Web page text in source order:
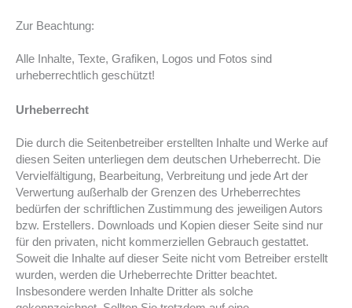
Zur Beachtung:
Alle Inhalte, Texte, Grafiken, Logos und Fotos sind
urheberrechtlich geschützt!
Urheberrecht
Die durch die Seitenbetreiber erstellten Inhalte und Werke auf
diesen Seiten unterliegen dem deutschen Urheberrecht. Die
Vervielfältigung, Bearbeitung, Verbreitung und jede Art der
Verwertung außerhalb der Grenzen des Urheberrechtes
bedürfen der schriftlichen Zustimmung des jeweiligen Autors
bzw. Erstellers. Downloads und Kopien dieser Seite sind nur
für den privaten, nicht kommerziellen Gebrauch gestattet.
Soweit die Inhalte auf dieser Seite nicht vom Betreiber erstellt
wurden, werden die Urheberrechte Dritter beachtet.
Insbesondere werden Inhalte Dritter als solche